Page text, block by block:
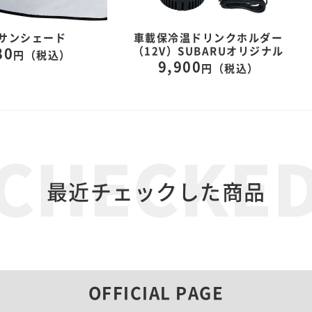
ンシェード
円（税込）
車載保冷温ドリンクホルダー
（12V）SUBARUオリジナル
9,900 円（税込）
最近チェックした商品
OFFICIAL PAGE